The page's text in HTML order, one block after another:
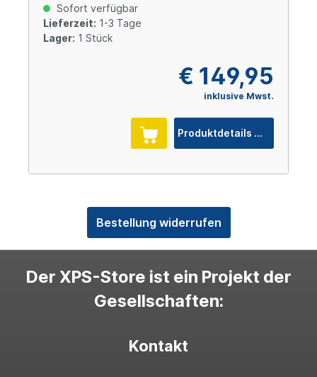
Sofort verfügbar
Lieferzeit: 1-3 Tage
Lager: 1 Stück
€ 149,95
inklusive Mwst.
Produktdetails
Bestellung widerrufen
Der XPS-Store ist ein Projekt der
Gesellschaften:
Kontakt